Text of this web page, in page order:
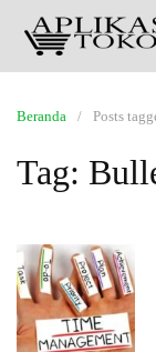
Beranda Posts
Tag: